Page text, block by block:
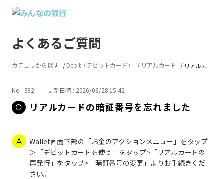
よくあるご質問
カテゴリから探す Debit（デビットカード） リアルカード リアルカー
No : 392 更新日時 : 2026/06/28 15:42
リアルカードの暗証番号を忘れました
Wallet画面下部の「お金のアクションメニュー」をタップ
＞「デビットカードを使う」をタップ>「リアルカードの
再発行」をタップ>「暗証番号の変更」よりお手続きくだ
さい。